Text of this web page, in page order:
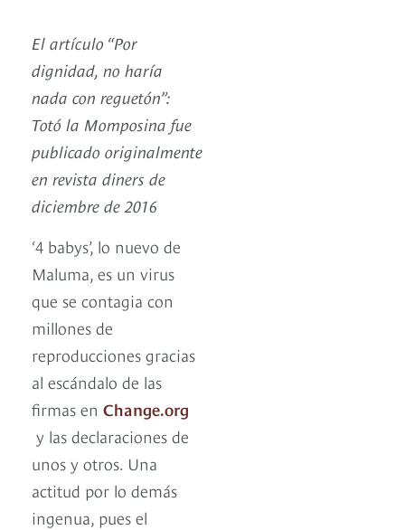
El artículo “Por
dignidad, no haría
nada con reguetón”:
Totó la Momposina fue
publicado originalmente
en revista diners de
diciembre de 2016
‘4 babys’, lo nuevo de
Maluma, es un virus
que se contagia con
millones de
reproducciones gracias
al escándalo de las
firmas en Change.org
y las declaraciones de
unos y otros. Una
actitud por lo demás
ingenua, pues el